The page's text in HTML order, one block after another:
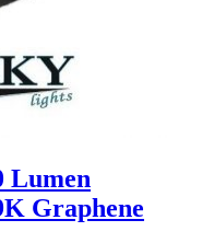
Lumen
Graphene